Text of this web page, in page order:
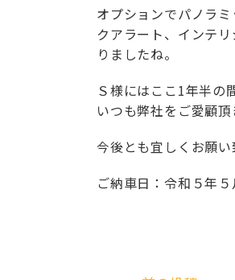
オプションでパノラ
クアラート、インテ
りましたね。
Ｓ様にはここ1年半の
いつも弊社をご愛顧
今後とも宜しくお願い
ご納車日：令和５年